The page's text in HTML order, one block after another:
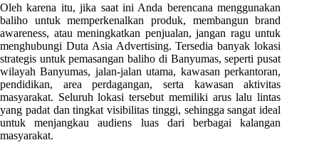
Oleh karena itu, jika saat ini Anda berencana menggunakan
baliho untuk memperkenalkan produk, membangun brand
awareness, atau meningkatkan penjualan, jangan ragu untuk
menghubungi Duta Asia Advertising. Tersedia banyak lokasi
strategis untuk pemasangan baliho di Banyumas, seperti pusat
wilayah Banyumas, jalan-jalan utama, kawasan perkantoran,
pendidikan, area perdagangan, serta kawasan aktivitas
masyarakat. Seluruh lokasi tersebut memiliki arus lalu lintas
yang padat dan tingkat visibilitas tinggi, sehingga sangat ideal
untuk menjangkau audiens luas dari berbagai kalangan
masyarakat.